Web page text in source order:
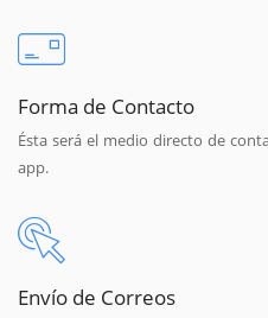
Forma de Contacto
Ésta será el medio directo de
app.
Envío de Correos